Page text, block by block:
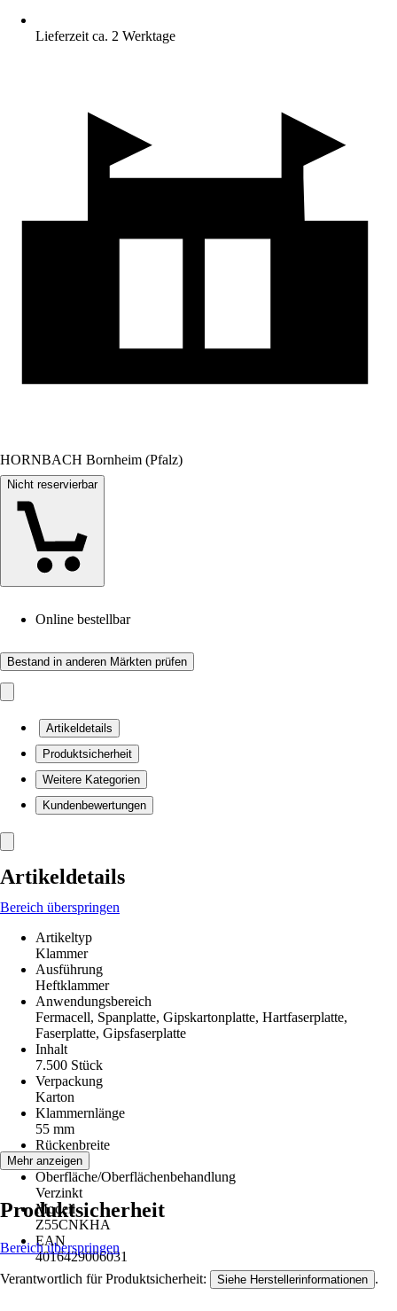
Lieferzeit ca. 2 Werktage
HORNBACH Bornheim (Pfalz)
Nicht reservierbar
Online bestellbar
Bestand in anderen Märkten prüfen
Artikeldetails
Produktsicherheit
Weitere Kategorien
Kundenbewertungen
Artikeldetails
Bereich überspringen
Artikeltyp
Klammer
Ausführung
Heftklammer
Anwendungsbereich
Fermacell, Spanplatte, Gipskartonplatte, Hartfaserplatte,
Faserplatte, Gipsfaserplatte
Inhalt
7.500 Stück
Verpackung
Karton
Klammernlänge
55 mm
Rückenbreite
11,2 mm
Oberfläche/Oberflächenbehandlung
Verzinkt
Modell
Z55CNKHA
EAN
4016429006031
Mehr anzeigen
Produktsicherheit
Bereich überspringen
Verantwortlich für Produktsicherheit: Siehe Herstellerinformationen .